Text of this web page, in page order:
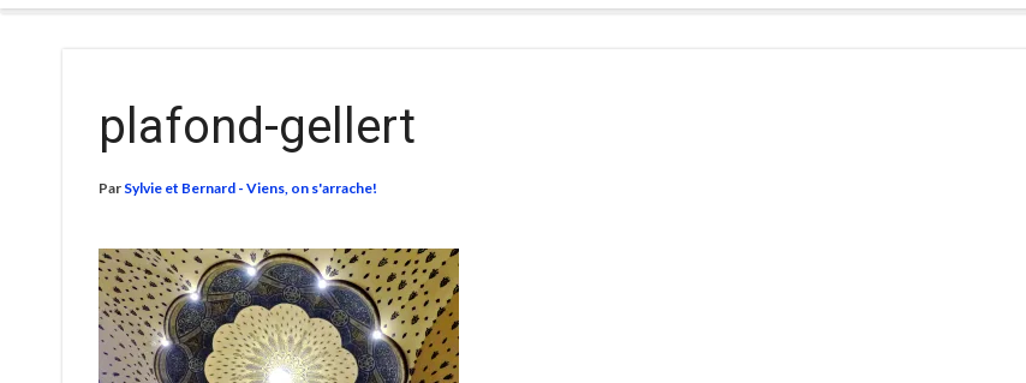
plafond-gellert
Par Sylvie et Bernard - Viens, on s'arrache!